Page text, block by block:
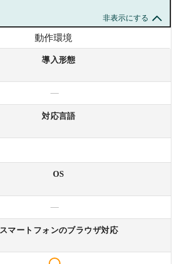
非表示にする
動作環境
導入形態
—
対応言語
OS
—
スマートフォンのブラウザ対応